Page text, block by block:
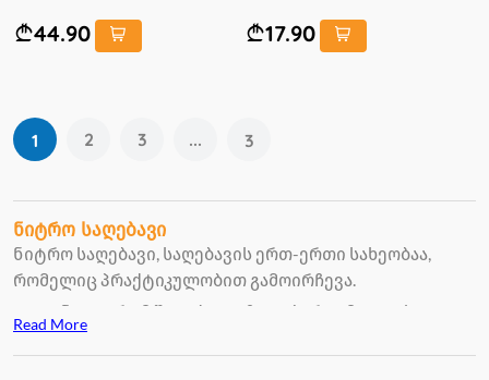
44.90 17.90
1 2 3 ... 3
ნიტრო საღებავი
ნიტრო საღებავი, საღებავის ერთ-ერთი სახეობაა,
რომელიც პრაქტიკულობით გამოირჩევა.
თუ გინდათ, რომ შეღებილი ზედაპირი უმოკლეს
დროში გაშრეს, მაშინ ნიტროს საღებავი საუკეთესო
არჩევანია, მისი გამოყენების შემდეგ, სწრაფად
Read More